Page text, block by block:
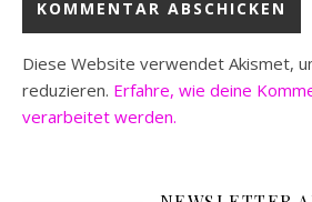
Diese Website verwendet Akismet,
reduzieren. Erfahre, wie deine
verarbeitet werden.